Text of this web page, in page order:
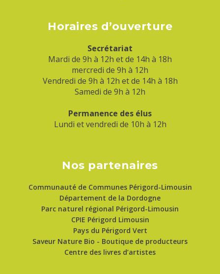
Horaires d’ouverture
Secrétariat
Mardi de 9h à 12h et de 14h à 18h
mercredi de 9h à 12h
Vendredi de 9h à 12h et de 14h à 18h
Samedi de 9h à 12h
Permanence des élus
Lundi et vendredi de 10h à 12h
Nos partenaires
Communauté de Communes Périgord-Limousin
Département de la Dordogne
Parc naturel régional Périgord-Limousin
CPIE Périgord Limousin
Pays du Périgord Vert
Saveur Nature Bio - Boutique de producteurs
Centre des livres d’artistes